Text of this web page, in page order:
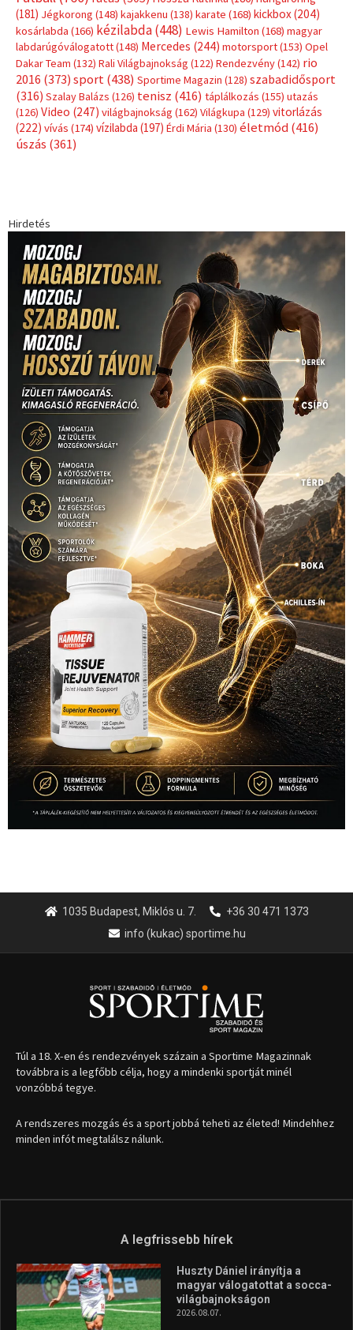
Címkék
(181)Jégkorong(148)kajakkenu(138)karate(168)kickbox(204)
kosárlabda(166) Lewis Hamilton(168)
magyar
labdarúgóválogatott(148)Mercedes (244) motorsport(153)
Opel
Dakar Team(132)Rali Világbajnokság (122) Rendezvény(142)
rio
2016(373)sport Sportime Magazin(128)szabadidősport
(316) Szalay Balázs(126) tenisz(416) táplálkozás(155)utazás
(126)Video(247)világbajnokság (162) Világkupa(129)
vitorlázás
(222) vívás(174) (197) Érdi Mária(130)életmód(416)
úszás(361)
Hirdetés
1035 Budapest, Miklós u. 7.
+36 30 471 1373
Túl a 18. X-en és rendezvények százain a Sportime Magazinnak
továbbra is a legfőbb célja, hogy a mindenki sportját minél
vonzóbbá tegye.